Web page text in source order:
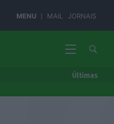
MENU MAIL JORNAIS
Últimas